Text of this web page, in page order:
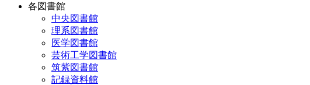
各図書館
中央図書館
理系図書館
医学図書館
芸術工学図書館
筑紫図書館
記録資料館